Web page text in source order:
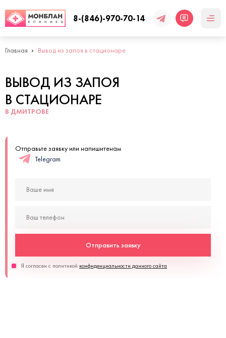
8-(846)-970-70-14
Главная Вывод из запоя в стационаре
ВЫВОД ИЗ ЗАПОЯ
В СТАЦИОНАРЕ
В ДМИТРОВЕ
Отправьте заявку или напишитенам
Telegram
Отправить заявку
Я согласен с политикой конфиденциальности данного сайта